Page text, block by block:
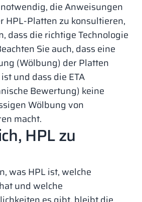
die Anweisungen
HPL-Platten zu konsultieren,
dass die richtige Technologie
Sie auch, dass eine
(Wölbung) der Platten
und dass die ETA
Bewertung) keine
Wölbung von
macht.
HPL zu
was HPL ist, welche
und welche